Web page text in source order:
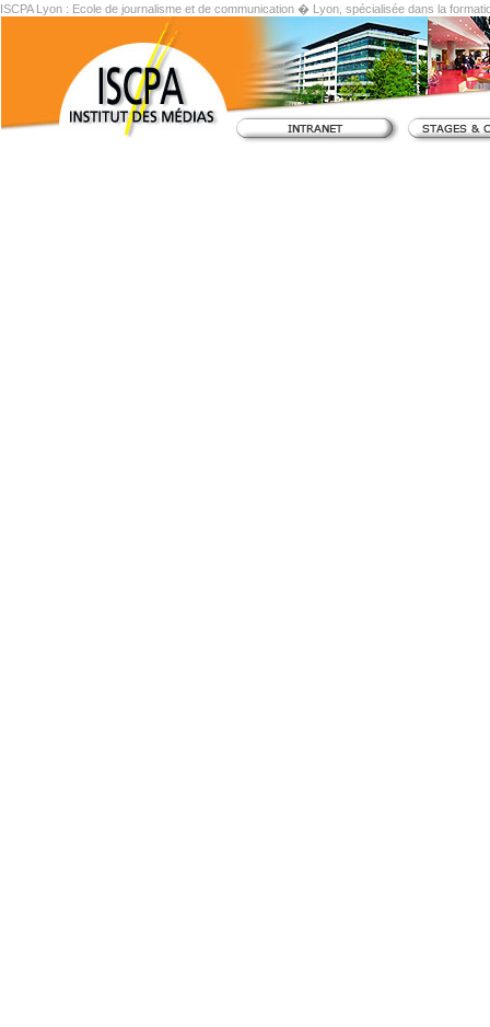
ISCPA Lyon : Ecole de journalisme et de communication � Lyon, spécialisée dans la